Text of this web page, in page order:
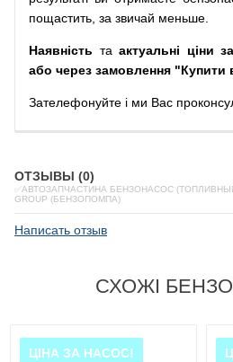
пощастить, за звичай меньше.
Наявність та актуальні ціни
або через замовлення "Купити
Зателефонуйте і ми Вас
ОТЗЫВЫ (0)
✅АВТОЗАПЧАСТИНА БЕНЗОНАСОС
GROUP (БЕНЗОПОМПА)
Написать отзыв
СХОЖІ
ЦІНА ЗА НАСОС!